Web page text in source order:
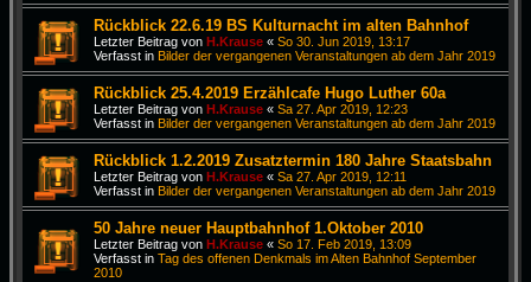
Rückblick 22.6.19 BS Kulturnacht im alten Bahnhof
Letzter Beitrag von H.Krause « So 30. Jun 2019, 13:17
Verfasst in Bilder der vergangenen Veranstaltungen ab dem Jahr 2019
Rückblick 25.4.2019 Erzählcafe Hugo Luther 60a
Letzter Beitrag von H.Krause « Sa 27. Apr 2019, 12:23
Verfasst in Bilder der vergangenen Veranstaltungen ab dem Jahr 2019
Rückblick 1.2.2019 Zusatztermin 180 Jahre Staatsbahn
Letzter Beitrag von H.Krause « Sa 27. Apr 2019, 12:11
Verfasst in Bilder der vergangenen Veranstaltungen ab dem Jahr 2019
50 Jahre neuer Hauptbahnhof 1.Oktober 2010
Letzter Beitrag von H.Krause « So 17. Feb 2019, 13:09
Verfasst in Tag des offenen Denkmals im Alten Bahnhof September
2010